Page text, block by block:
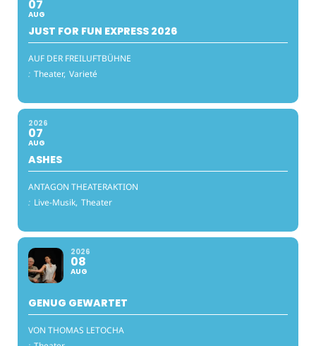
07
AUG
JUST FOR FUN EXPRESS 2026
AUF DER FREILUFTBÜHNE
: Theater, Varieté
2026
07
AUG
ASHES
ANTAGON THEATERAKTION
: Live-Musik, Theater
2026
08
AUG
GENUG GEWARTET
VON THOMAS LETOCHA